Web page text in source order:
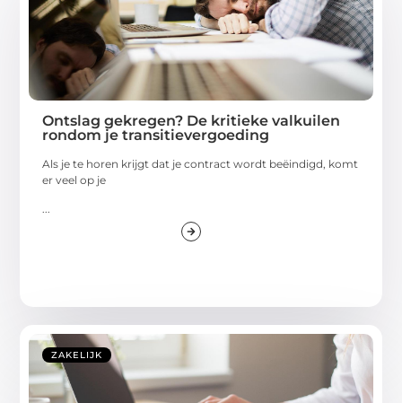
Ontslag gekregen? De kritieke valkuilen
rondom je transitievergoeding
Als je te horen krijgt dat je contract wordt beëindigd, komt
er veel op je
...
ZAKELIJK